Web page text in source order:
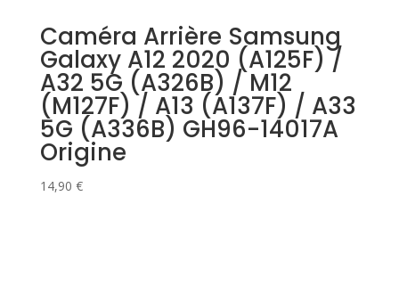
Caméra Arrière Samsung
Galaxy A12 2020 (A125F) /
A32 5G (A326B) / M12
(M127F) / A13 (A137F) / A33
5G (A336B) GH96-14017A
Origine
14,90 €